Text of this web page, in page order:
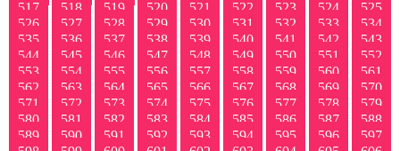
517
518 519 520 521 522 523 524
525
526
527 528 529 530 531 532 533
534
535
536 537 538 539 540 541 542
543
544
545 546 547 548 549 550 551
552
553
554 555 556 557 558 559 560
561
562
563 564 565 566 567 568 569
570
571
572 573 574 575 576 577 578
579
580
581 582 583 584 585 586 587
588
589
590 591 592 593 594 595 596
597